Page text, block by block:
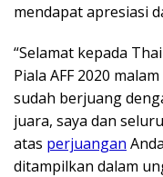
mendapat apresiasi
“Selamat kepada
Piala AFF 2020
sudah berjuang
juara, saya dan
atas perjuangan
ditampilkan dalam